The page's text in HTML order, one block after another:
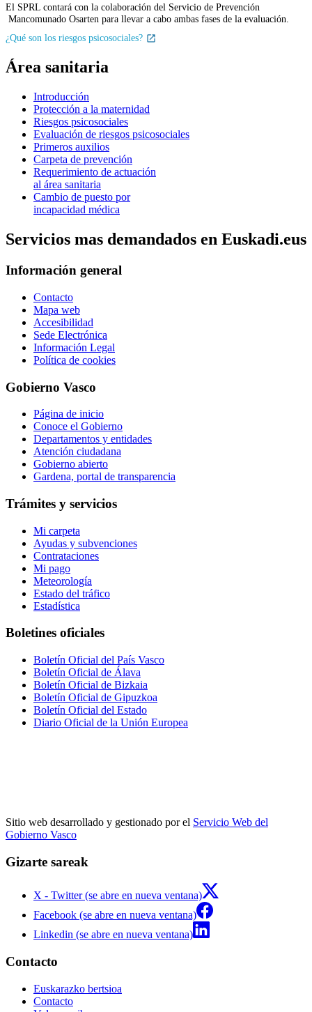
El SPRL contará con la colaboración del Servicio de Prevención
Mancomunado Osarten para llevar a cabo ambas fases de la evaluación.
¿Qué son los riesgos psicosociales?
Área sanitaria
Introducción
Protección a la maternidad
Riesgos psicosociales
Evaluación de riesgos psicosociales
Primeros auxilios
Carpeta de prevención
Requerimiento de actuación
al área sanitaria
Cambio de puesto por
incapacidad médica
Servicios mas demandados en Euskadi.eus
Información general
Contacto
Mapa web
Accesibilidad
Sede Electrónica
Información Legal
Política de cookies
Gobierno Vasco
Página de inicio
Conoce el Gobierno
Departamentos y entidades
Atención ciudadana
Gobierno abierto
Gardena, portal de transparencia
Trámites y servicios
Mi carpeta
Ayudas y subvenciones
Contrataciones
Mi pago
Meteorología
Estado del tráfico
Estadística
Boletines oficiales
Boletín Oficial del País Vasco
Boletín Oficial de Álava
Boletín Oficial de Bizkaia
Boletín Oficial de Gipuzkoa
Boletín Oficial del Estado
Diario Oficial de la Unión Europea
Sitio web desarrollado y gestionado por el Servicio Web del
Gobierno Vasco
Gizarte sareak
X - Twitter (se abre en nueva ventana)
Facebook (se abre en nueva ventana)
Linkedin (se abre en nueva ventana)
Contacto
Euskarazko bertsioa
Contacto